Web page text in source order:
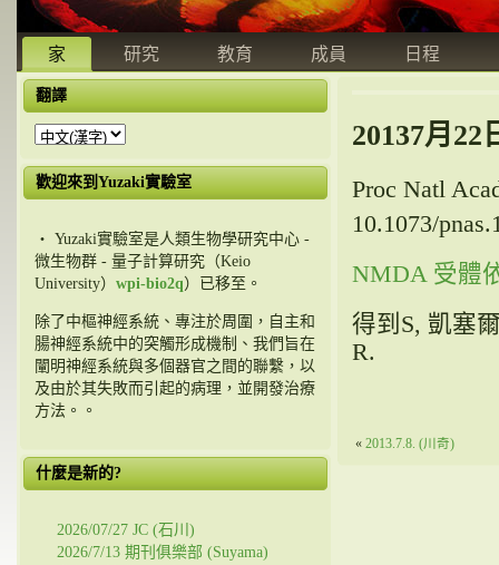
家 研究 教育 成員 日程
翻譯
歡迎來到Yuzaki實驗室
・ Yuzaki實驗室是人類生物學研究中心 -
微生物群 - 量子計算研究（Keio
University） wpi-bio2q）已移至。
除了中樞神經系統、專注於周圍，自主和
腸神經系統中的突觸形成機制、我們旨在
闡明神經系統與多個器官之間的聯繫，以
及由於其失敗而引起的病理，並開發治療
方法。。
什麼是新的?
2026/07/27 JC (石川)
2026/7/13 期刊俱樂部 (Suyama)
20137月22
Proc Natl
10.1073/
NMDA 受體
得到S, 凱塞
R.
« 2013.7.8. (川奇)